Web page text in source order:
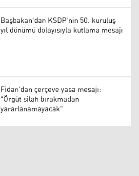
Başbakan’dan KSDP’nin 50. kuruluş
yıl dönümü dolayısıyla kutlama mesajı
Fidan’dan çerçeve yasa mesajı:
"Örgüt silah bırakmadan
yararlanamayacak"